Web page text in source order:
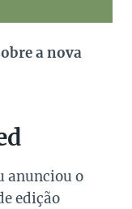
a nova
anunciou o
edição